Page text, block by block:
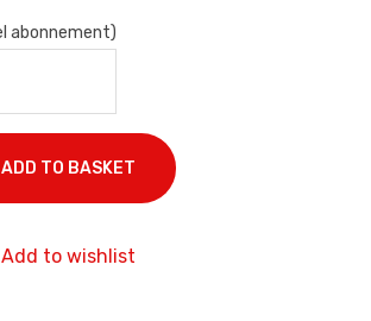
abonnement)
ADD TO BASKET
Add to wishlist